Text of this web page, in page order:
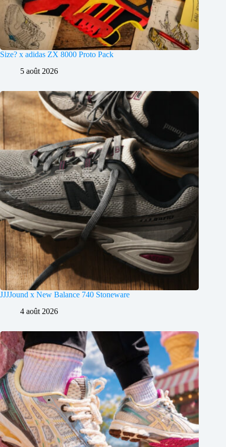
Size? x adidas ZX 8000 Proto Pack
5 août 2026
JJJJound x New Balance 740 Stoneware
4 août 2026